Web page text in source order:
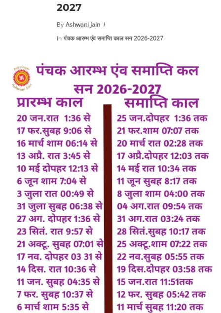
2027
By Ashwani Jain
In पंचक आरम्भ एंव समाप्ति काल सन 2026-2027